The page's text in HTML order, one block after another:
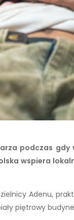
podczas gdy
wspiera
Adenu,
piętrowy